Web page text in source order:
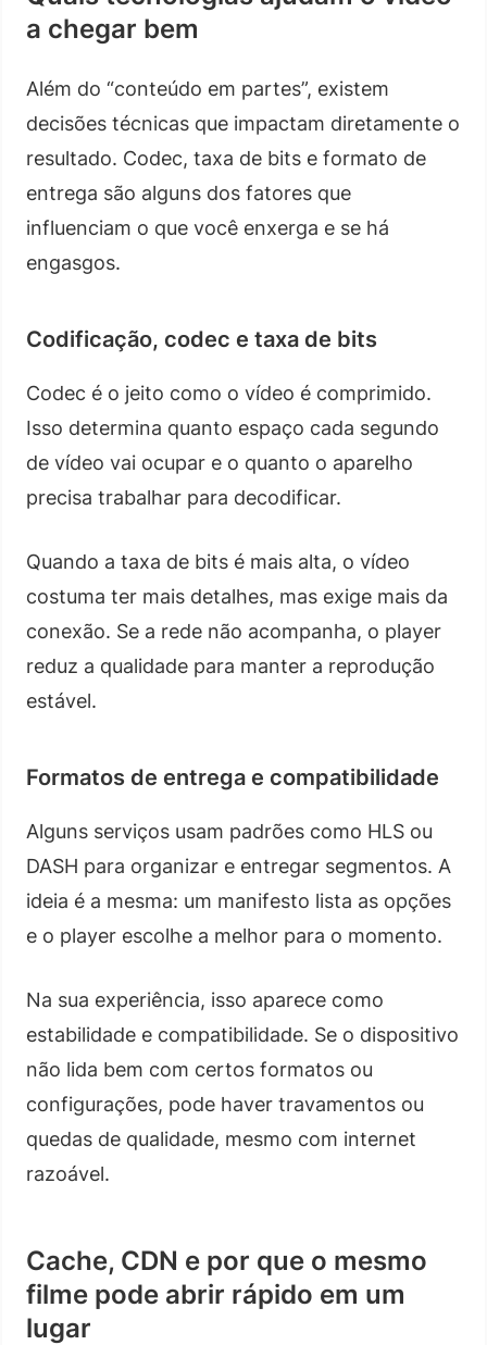
a chegar bem
Além do “conteúdo em partes”, existem
decisões técnicas que impactam diretamente o
resultado. Codec, taxa de bits e formato de
entrega são alguns dos fatores que
influenciam o que você enxerga e se há
engasgos.
Codificação, codec e taxa de bits
Codec é o jeito como o vídeo é comprimido.
Isso determina quanto espaço cada segundo
de vídeo vai ocupar e o quanto o aparelho
precisa trabalhar para decodificar.
Quando a taxa de bits é mais alta, o vídeo
costuma ter mais detalhes, mas exige mais da
conexão. Se a rede não acompanha, o player
reduz a qualidade para manter a reprodução
estável.
Formatos de entrega e compatibilidade
Alguns serviços usam padrões como HLS ou
DASH para organizar e entregar segmentos. A
ideia é a mesma: um manifesto lista as opções
e o player escolhe a melhor para o momento.
Na sua experiência, isso aparece como
estabilidade e compatibilidade. Se o dispositivo
não lida bem com certos formatos ou
configurações, pode haver travamentos ou
quedas de qualidade, mesmo com internet
razoável.
Cache, CDN e por que o mesmo
filme pode abrir rápido em um
lugar